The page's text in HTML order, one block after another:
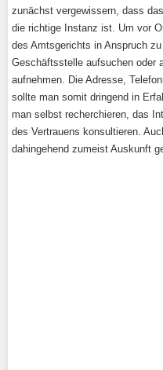
zunächst vergewissern, dass
die richtige Instanz ist. Um vor
des Amtsgerichts in Anspruch
Geschäftsstelle aufsuchen oder
aufnehmen. Die Adresse,
sollte man somit dringend in
man selbst recherchieren, das
des Vertrauens konsultieren.
dahingehend zumeist Auskunft